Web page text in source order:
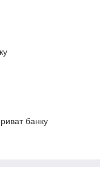
банку